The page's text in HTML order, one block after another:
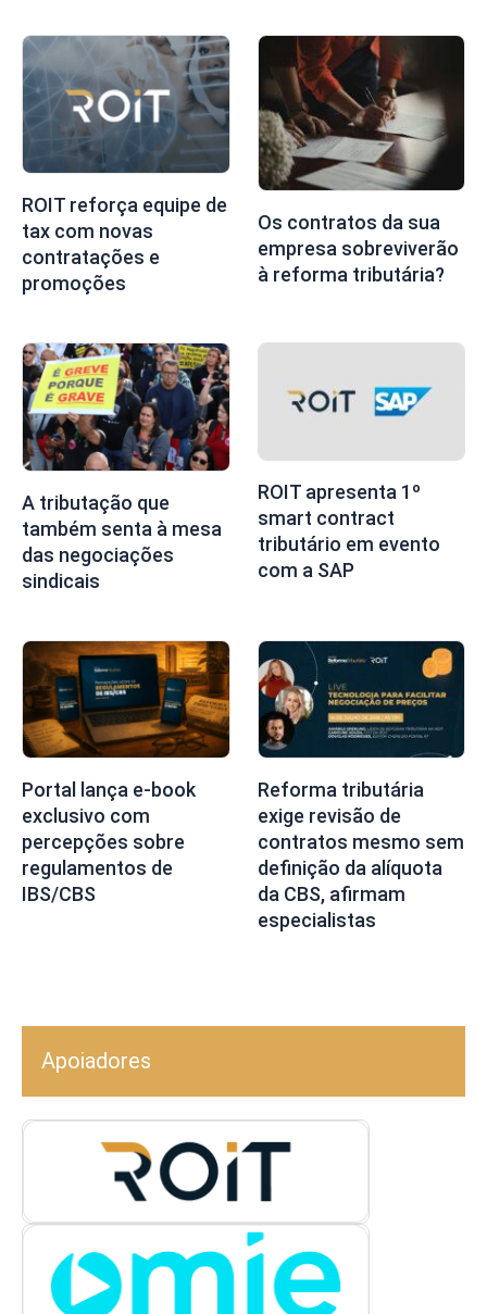
ROIT reforça equipe de
tax com novas
contratações e
promoções
Os contratos da sua
empresa sobreviverão
à reforma tributária?
A tributação que
também senta à mesa
das negociações
sindicais
ROIT apresenta 1º
smart contract
tributário em evento
com a SAP
Portal lança e-book
exclusivo com
percepções sobre
regulamentos de
IBS/CBS
Reforma tributária
exige revisão de
contratos mesmo sem
definição da alíquota
da CBS, afirmam
especialistas
Apoiadores